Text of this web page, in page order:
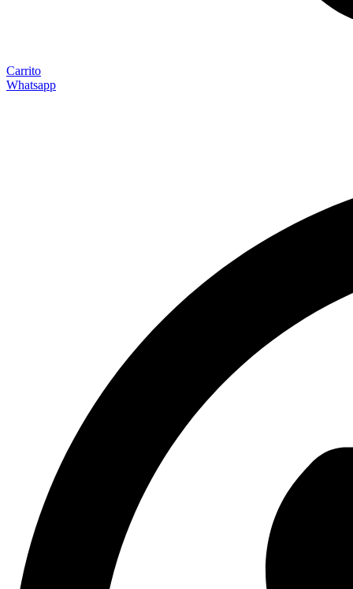
Carrito
Whatsapp